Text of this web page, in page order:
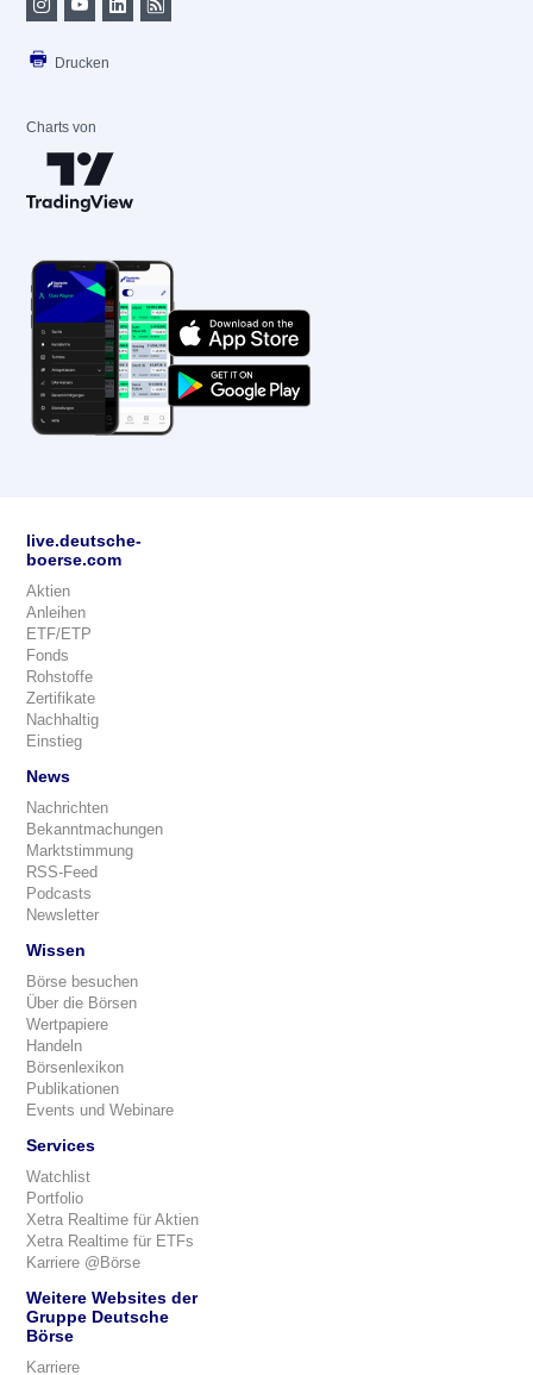
Drucken
Charts von
live.deutsche-
boerse.com
Aktien
Anleihen
ETF/ETP
Fonds
Rohstoffe
Zertifikate
Nachhaltig
Einstieg
News
Nachrichten
Bekanntmachungen
Marktstimmung
RSS-Feed
Podcasts
Newsletter
Wissen
Börse besuchen
Über die Börsen
Wertpapiere
Handeln
Börsenlexikon
Publikationen
Events und Webinare
Services
Watchlist
Portfolio
Xetra Realtime für Aktien
Xetra Realtime für ETFs
Karriere @Börse
Weitere Websites der
Gruppe Deutsche
Börse
Karriere